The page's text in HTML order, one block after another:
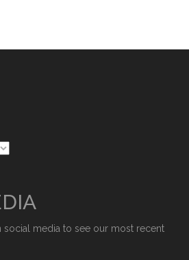
social media to see our most recent